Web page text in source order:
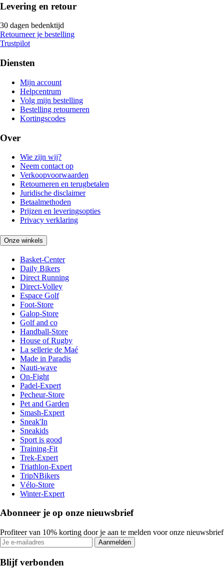
Levering en retour
30 dagen bedenktijd
Retourneer je bestelling
Trustpilot
Diensten
Mijn account
Helpcentrum
Volg mijn bestelling
Bestelling retourneren
Kortingscodes
Over
Wie zijn wij?
Neem contact op
Verkoopvoorwaarden
Retourneren en terugbetalen
Juridische disclaimer
Betaalmethoden
Prijzen en leveringsopties
Privacy verklaring
Onze winkels
Basket-Center
Daily Bikers
Direct Running
Direct-Volley
Espace Golf
Foot-Store
Galop-Store
Golf and co
Handball-Store
House of Rugby
La sellerie de Maé
Made in Paradis
Nauti-wave
On-Fight
Padel-Expert
Pecheur-Store
Pet and Garden
Smash-Expert
Sneak'In
Sneakids
Sport is good
Training-Fit
Trek-Expert
Triathlon-Expert
TripNBikers
Vélo-Store
Winter-Expert
Abonneer je op onze nieuwsbrief
Profiteer van 10% korting door je aan te melden voor onze nieuwsbrief
Aanmelden
Blijf verbonden